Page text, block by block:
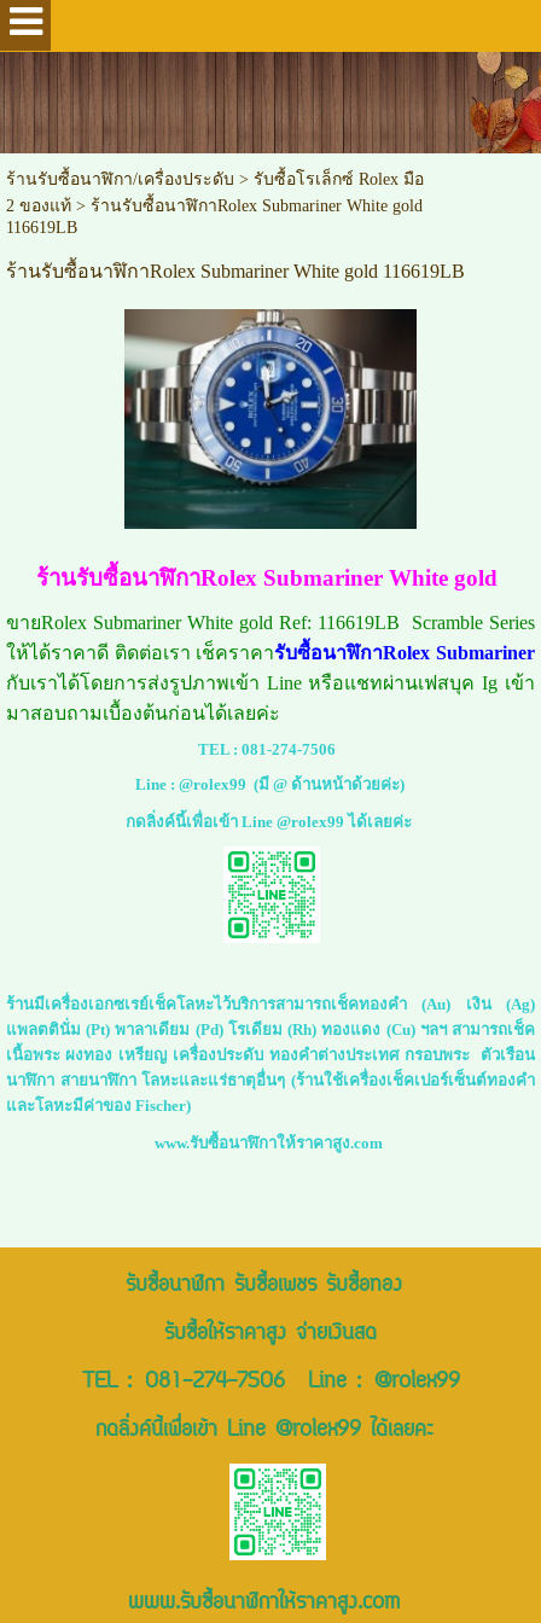
ร้านรับซื้อนาฬิกา/เครื่องประดับ > รับซื้อโรเล็กซ์ Rolex มือ
2 ของแท้> ร้านรับซื้อนาฬิกาRolex Submariner White gold
116619LB
ร้านรับซื้อนาฬิกาRolex Submariner White gold 116619LB
ร้านรับซื้อนาฬิกาRolex Submariner White gold
ขายRolex Submariner White gold Ref: 116619LB Scramble Series
ให้ได้ราคาดี ติดต่อเรา เช็คราคารับซื้อนาฬิกาRolex Submariner
กับเราได้โดยการส่งรูปภาพเข้า Line หรือแชทผ่านเฟสบุค Ig เข้า
มาสอบถามเบื้องต้นก่อนได้เลยค่ะ
TEL : 081-274-7506
Line :@rolex99 (มี @ ด้านหน้าด้วยค่ะ)
กดลิ่งค์นี้เพื่อเข้า Line @rolex99 ได้เลยค่ะ
ร้านมีเครื่องเอกซเรย์เช็คโลหะไว้บริการสามารถเช็คทองคำ (Au) เงิน (Ag)
แพลตตินั่ม (Pt) พาลาเดียม (Pd) โรเดียม (Rh) ทองแดง (Cu) ฯลฯ สามารถเช็ค
เนื้อพระ ผงทอง เหรียญ เครื่องประดับ ทองคำต่างประเทศ กรอบพระ ตัวเรือน
นาฬิกา สายนาฬิกา โลหะและแร่ธาตุอื่นๆ (ร้านใช้เครื่องเช็คเปอร์เซ็นต์ทองคำ
และโลหะมีค่าของ Fischer)
www.รับซื้อนาฬิกาให้ราคาสูง.com
รับซื้อนาฬิกา รับซื้อเพชร รับซื้อทอง
รับซื้อให้ราคาสูง จ่ายเงินสด
TEL : 081-274-7506Line : @rolex99
กดลิ่งค์นี้เพื่อเข้า Line @rolex99 ได้เลยคะ
www.รับซื้อนาฬิกาให้ราคาสูง.com